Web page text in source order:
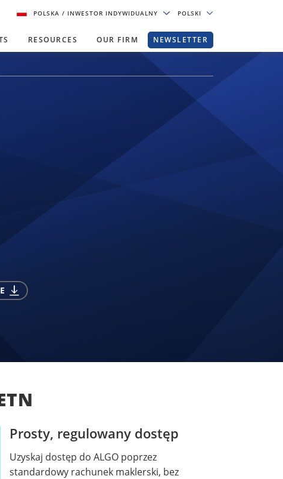
POLSKA/ INWESTOR INDYWIDUALNY POLSKI
RESOURCES OUR FIRM NEWSLETTER
Prosty, regulowany dostęp
Uzyskaj dostęp do ALGO poprzez
standardowy rachunek maklerski, bez